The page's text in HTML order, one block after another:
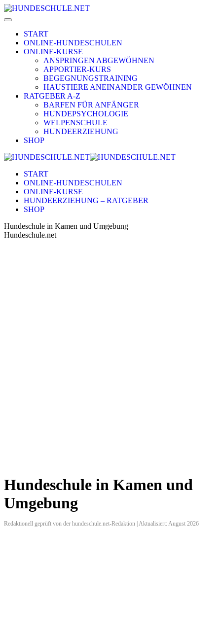
START
ONLINE-HUNDESCHULEN
ONLINE-KURSE
ANSPRINGEN ABGEWÖHNEN
APPORTIER-KURS
BEGEGNUNGSTRAINING
HAUSTIERE ANEINANDER GEWÖHNEN
RATGEBER A-Z
BARFEN FÜR ANFÄNGER
HUNDEPSYCHOLOGIE
WELPENSCHULE
HUNDEERZIEHUNG
SHOP
START
ONLINE-HUNDESCHULEN
ONLINE-KURSE
HUNDEERZIEHUNG – RATGEBER
SHOP
Hundeschule in Kamen und Umgebung
Hundeschule.net
Hundeschule in Kamen und
Umgebung
Redaktionell geprüft von der hundeschule.net-Redaktion | Aktualisiert: August 2026